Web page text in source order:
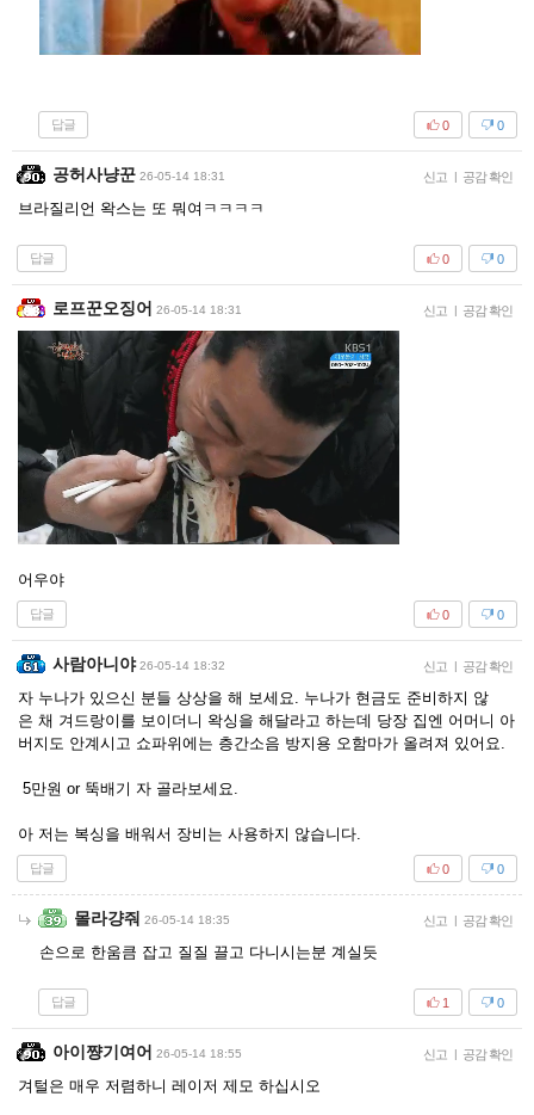
답글 0
0
공허사냥꾼 26-05-14 18:31 신고 공감 확인
브라질리언 왁스는 또 뭐여ㅋㅋㅋㅋ
답글 0
0
로프꾼오징어 26-05-14 18:31 신고 공감 확인
어우야
답글 0
0
사람아니야 26-05-14 18:32 신고 공감 확인
자 누나가 있으신 분들 상상을 해 보세요. 누나가 현금도 준비하지 않
은 채 겨드랑이를 보이더니 왁싱을 해달라고 하는데 당장 집엔 어머니 아
버지도 안계시고 쇼파위에는 층간소음 방지용 오함마가 올려져 있어요.
5만원 or 뚝배기 자 골라보세요.
아 저는 복싱을 배워서 장비는 사용하지 않습니다.
답글 0
0
몰라걍줘 26-05-14 18:35 신고 공감 확인
손으로 한움큼 잡고 질질 끌고 다니시는분 계실듯
답글 0
1
아이쨩기여어 26-05-14 18:55 신고 공감 확인
겨털은 매우 저렴하니 레이저 제모 하십시오